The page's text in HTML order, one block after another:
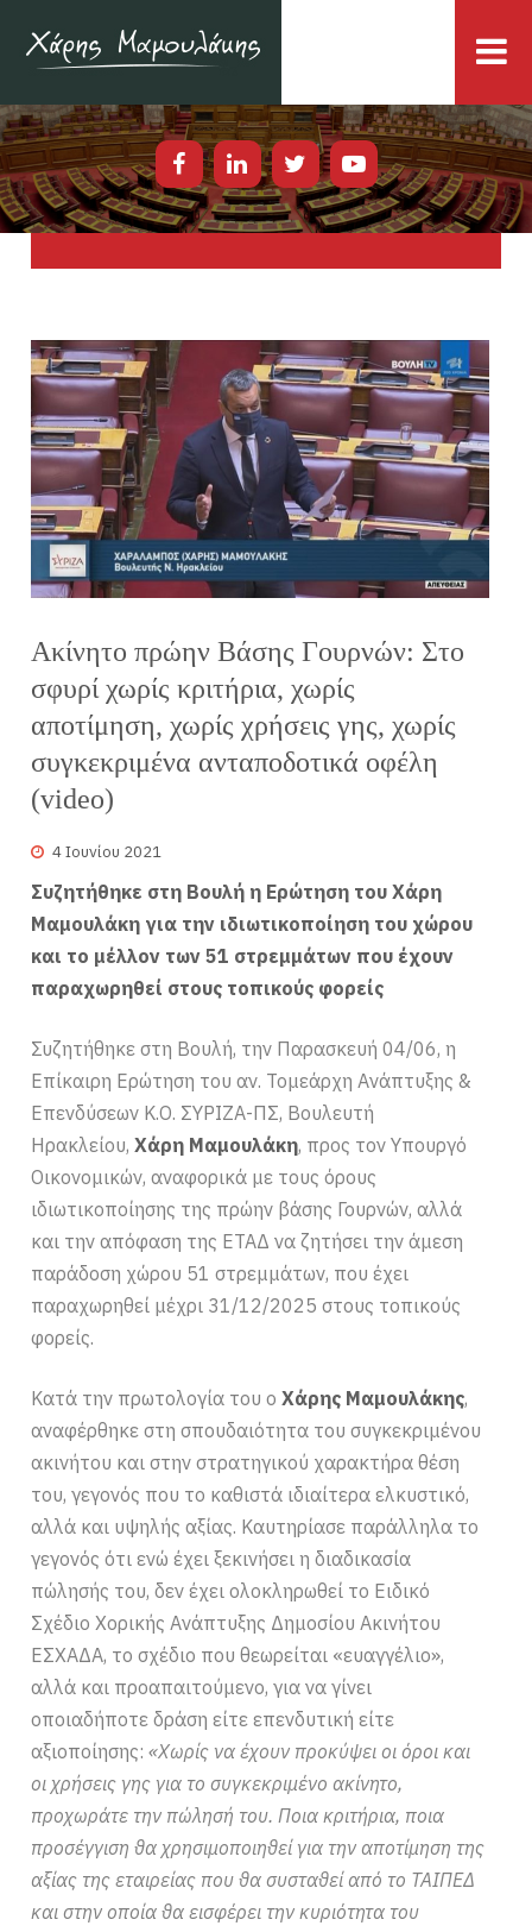
Ακίνητο πρώην Βάσης Γουρνών: Στο
σφυρί χωρίς κριτήρια, χωρίς
αποτίμηση, χωρίς χρήσεις γης, χωρίς
συγκεκριμένα ανταποδοτικά οφέλη
(video)
4 Ιουνίου 2021
Συζητήθηκε στη Βουλή η Ερώτηση του Χάρη
Μαμουλάκη για την ιδιωτικοποίηση του χώρου
και το μέλλον των 51 στρεμμάτων που έχουν
παραχωρηθεί στους τοπικούς φορείς
Συζητήθηκε στη Βουλή, την Παρασκευή 04/06, η
Επίκαιρη Ερώτηση του αν. Τομεάρχη Ανάπτυξης &
Επενδύσεων Κ.Ο. ΣΥΡΙΖΑ-ΠΣ, Βουλευτή
Ηρακλείου,Χάρη Μαμουλάκη, προς τον Υπουργό
Οικονομικών, αναφορικά με τους όρους
ιδιωτικοποίησης της πρώην βάσης Γουρνών, αλλά
και την απόφαση της ΕΤΑΔ να ζητήσει την άμεση
παράδοση χώρου 51 στρεμμάτων, που έχει
παραχωρηθεί μέχρι 31/12/2025 στους τοπικούς
φορείς.
Κατά την πρωτολογία του οΧάρης Μαμουλάκης,
αναφέρθηκε στη σπουδαιότητα του συγκεκριμένου
ακινήτου και στην στρατηγικού χαρακτήρα θέση
του, γεγονός που το καθιστά ιδιαίτερα ελκυστικό,
αλλά και υψηλής αξίας. Καυτηρίασε παράλληλα το
γεγονός ότι ενώ έχει ξεκινήσει η διαδικασία
πώλησής του, δεν έχει ολοκληρωθεί το Ειδικό
Σχέδιο Χορικής Ανάπτυξης Δημοσίου Ακινήτου
ΕΣΧΑΔΑ, το σχέδιο που θεωρείται «ευαγγέλιο»,
αλλά και προαπαιτούμενο, για να γίνει
οποιαδήποτε δράση είτε επενδυτική είτε
αξιοποίησης:«Χωρίς να έχουν προκύψει οι όροι και
οι χρήσεις γης για το συγκεκριμένο ακίνητο,
προχωράτε την πώλησή του. Ποια κριτήρια, ποια
προσέγγιση θα χρησιμοποιηθεί για την αποτίμηση της
αξίας της εταιρείας που θα συσταθεί από το ΤΑΙΠΕΔ
και στην οποία θα εισφέρει την κυριότητα του